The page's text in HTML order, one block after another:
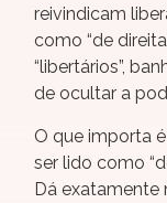
reivindicam
como “de
“libertários”,
de ocultar a
O que importa é
ser lido como
Dá exatamente